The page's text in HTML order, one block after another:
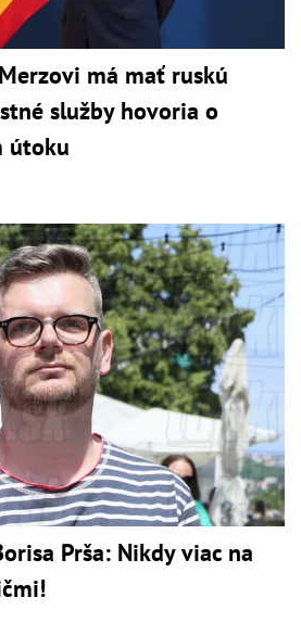
má mať ruskú
služby hovoria o
útoku
Prša: Nikdy viac na